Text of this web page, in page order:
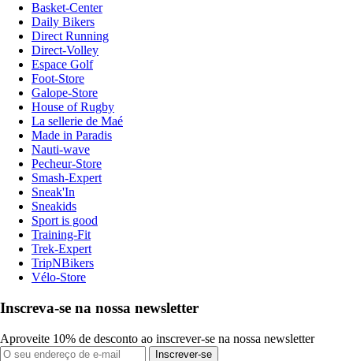
Basket-Center
Daily Bikers
Direct Running
Direct-Volley
Espace Golf
Foot-Store
Galope-Store
House of Rugby
La sellerie de Maé
Made in Paradis
Nauti-wave
Pecheur-Store
Smash-Expert
Sneak'In
Sneakids
Sport is good
Training-Fit
Trek-Expert
TripNBikers
Vélo-Store
Inscreva-se na nossa newsletter
Aproveite 10% de desconto ao inscrever-se na nossa newsletter
Inscrever-se